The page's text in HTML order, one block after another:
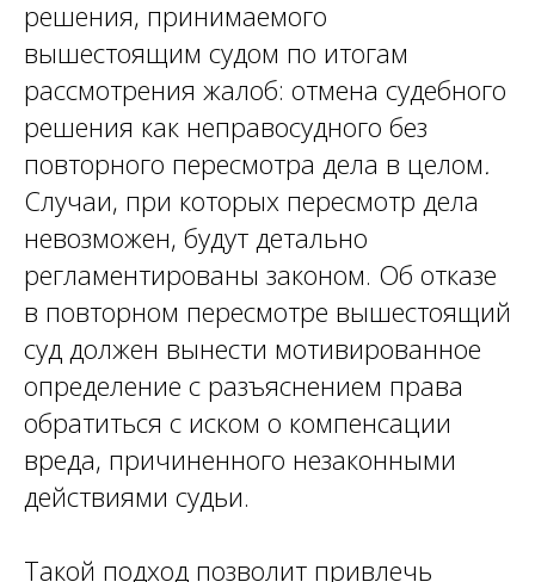
решения, принимаемого
вышестоящим судом по итогам
рассмотрения жалоб: отмена судебного
решения как неправосудного без
повторного пересмотра дела в целом.
Случаи, при которых пересмотр дела
невозможен, будут детально
регламентированы законом. Об отказе
в повторном пересмотре вышестоящий
суд должен вынести мотивированное
определение с разъяснением права
обратиться с иском о компенсации
вреда, причиненного незаконными
действиями судьи.
Такой подход позволит привлечь